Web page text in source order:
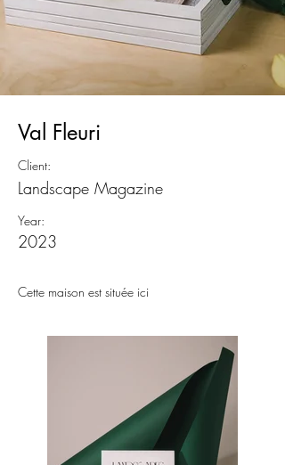
Val Fleuri
Client:
Landscape Magazine
Year:
2023
Cette maison est située ici